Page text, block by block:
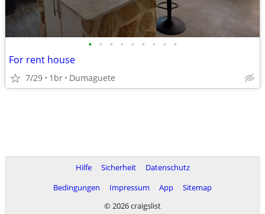
• • • • • • • • •
For rent house
7/29 1br Dumaguete
Hilfe Sicherheit
Datenschutz
Bedingungen
Impressum App
Sitemap
© 2026 craigslist